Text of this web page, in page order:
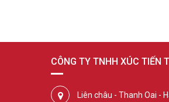
CÔNG TY TNHH XÚC TIẾN
Liên châu - Thanh Oai -